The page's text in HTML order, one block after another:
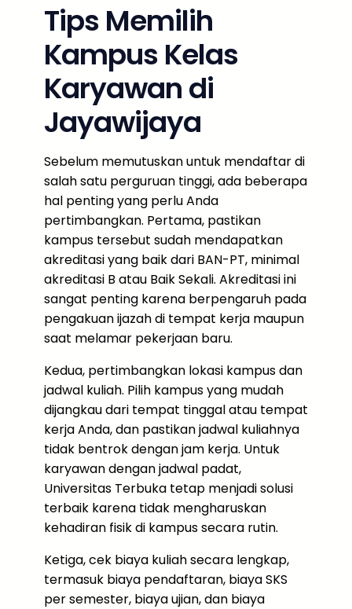
Tips Memilih
Kampus Kelas
Karyawan di
Jayawijaya
Sebelum memutuskan untuk mendaftar di
salah satu perguruan tinggi, ada beberapa
hal penting yang perlu Anda
pertimbangkan. Pertama, pastikan
kampus tersebut sudah mendapatkan
akreditasi yang baik dari BAN-PT, minimal
akreditasi B atau Baik Sekali. Akreditasi ini
sangat penting karena berpengaruh pada
pengakuan ijazah di tempat kerja maupun
saat melamar pekerjaan baru.
Kedua, pertimbangkan lokasi kampus dan
jadwal kuliah. Pilih kampus yang mudah
dijangkau dari tempat tinggal atau tempat
kerja Anda, dan pastikan jadwal kuliahnya
tidak bentrok dengan jam kerja. Untuk
karyawan dengan jadwal padat,
Universitas Terbuka tetap menjadi solusi
terbaik karena tidak mengharuskan
kehadiran fisik di kampus secara rutin.
Ketiga, cek biaya kuliah secara lengkap,
termasuk biaya pendaftaran, biaya SKS
per semester, biaya ujian, dan biaya